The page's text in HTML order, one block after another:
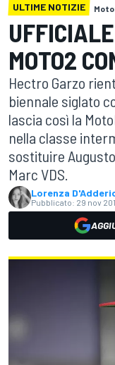
ULTIME NOTIZIE
MOTO2
Hectro Garzo
biennale siglato
lascia così la
nella classe
sostituire
Marc VDS.
Lorenza
Pubblicato: 29 nov